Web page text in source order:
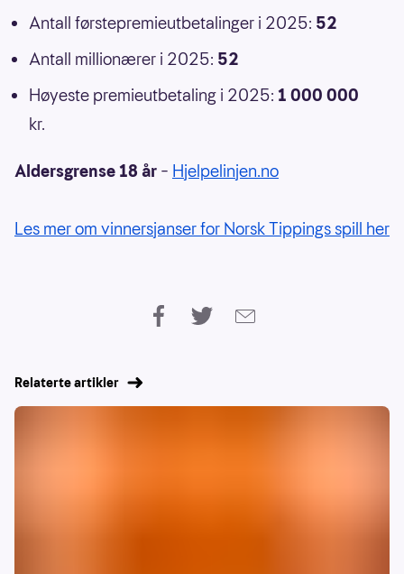
Antall førstepremieutbetalinger i 2025: 52
Antall millionærer i 2025: 52
Høyeste premieutbetaling i 2025: 1 000 000
kr.
Aldersgrense 18 år – Hjelpelinjen.no
Les mer om vinnersjanser for Norsk Tippings spill her
Relaterte artikler